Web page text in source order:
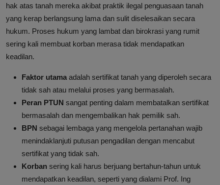
hak atas tanah mereka akibat praktik ilegal penguasaan tanah
yang kerap berlangsung lama dan sulit diselesaikan secara
hukum. Proses hukum yang lambat dan birokrasi yang rumit
sering kali membuat korban merasa tidak mendapatkan
keadilan.
Faktor utama adalah sertifikat tanah yang diperoleh secara
tidak sah atau melalui proses yang bermasalah.
Peran PTUN sangat penting dalam membatalkan sertifikat
bermasalah dan mengembalikan hak pemilik sah.
BPN sebagai lembaga yang mengelola pertanahan wajib
menindaklanjuti putusan pengadilan dengan mencabut
sertifikat yang tidak sah.
Korban sering kali harus berjuang bertahun-tahun untuk
mendapatkan keadilan, seperti yang dialami Prof. Ing